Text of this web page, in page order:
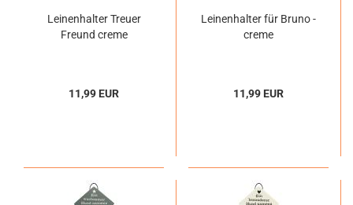
Leinenhalter Treuer
Freund creme
11,99 EUR
Leinenhalter für Bruno -
creme
11,99 EUR